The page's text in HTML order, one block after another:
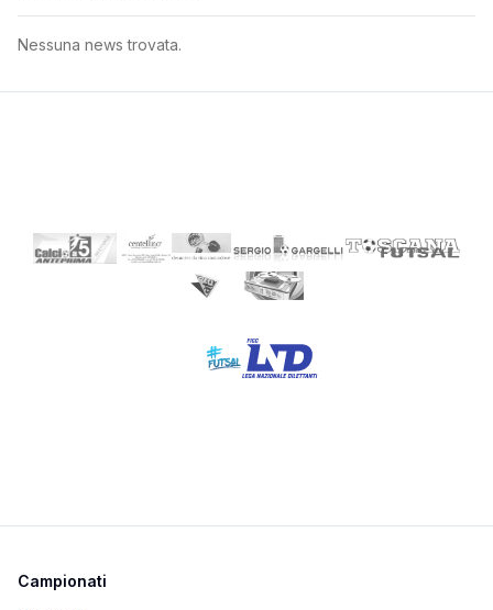
Nessuna news trovata.
Campionati